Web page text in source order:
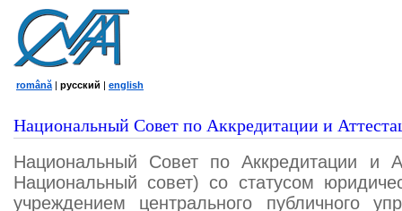
română | русский | english
Национальный Совет по Аккредитации и
Национальный Совет по Аккредитации и
Национальный совет) со статусом
учреждением центрального публичного